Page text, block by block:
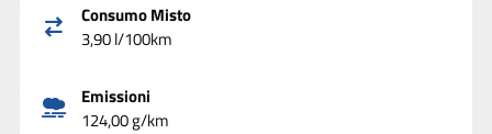
Consumo Misto
3,90 l/100km
Emissioni
124,00 g/km